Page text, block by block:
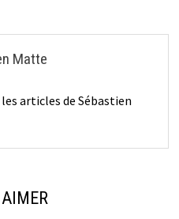
Matte
articles de Sébastien